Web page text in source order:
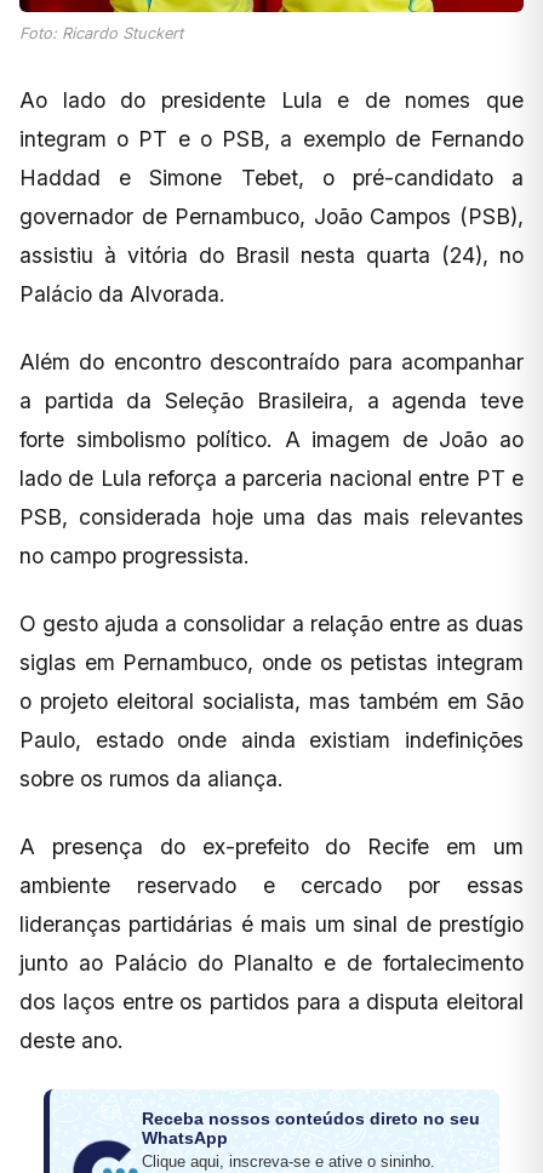
Foto: Ricardo Stuckert
Ao lado do presidente Lula e de nomes que
integram o PT e o PSB, a exemplo de Fernando
Haddad e Simone Tebet, o pré-candidato a
governador de Pernambuco, João Campos (PSB),
assistiu à vitória do Brasil nesta quarta (24), no
Palácio da Alvorada.
Além do encontro descontraído para acompanhar
a partida da Seleção Brasileira, a agenda teve
forte simbolismo político. A imagem de João ao
lado de Lula reforça a parceria nacional entre PT e
PSB, considerada hoje uma das mais relevantes
no campo progressista.
O gesto ajuda a consolidar a relação entre as duas
siglas em Pernambuco, onde os petistas integram
o projeto eleitoral socialista, mas também em São
Paulo, estado onde ainda existiam indefinições
sobre os rumos da aliança.
A presença do ex-prefeito do Recife em um
ambiente reservado e cercado por essas
lideranças partidárias é mais um sinal de prestígio
junto ao Palácio do Planalto e de fortalecimento
dos laços entre os partidos para a disputa eleitoral
deste ano.
Receba nossos conteúdos direto no seu
WhatsApp
Clique aqui, inscreva-se e ative o sininho.